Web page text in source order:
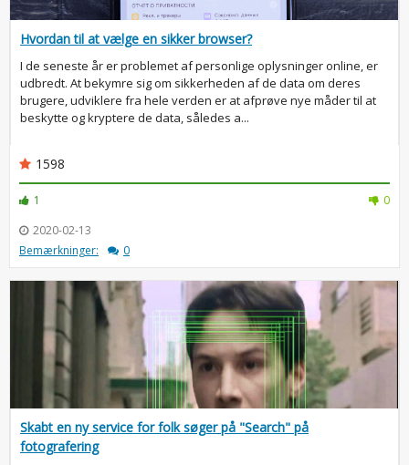
Hvordan til at vælge en sikker browser?
I de seneste år er problemet af personlige oplysninger online, er
udbredt. At bekymre sig om sikkerheden af de data om deres
brugere, udviklere fra hele verden er at afprøve nye måder til at
beskytte og kryptere de data, således a...
1598
1
0
2020-02-13
Bemærkninger:
0
Skabt en ny service for folk søger på "Search" på
fotografering